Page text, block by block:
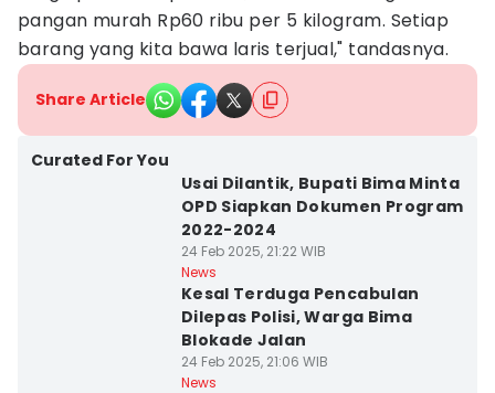
pangan murah Rp60 ribu per 5 kilogram. Setiap
barang yang kita bawa laris terjual," tandasnya.
Share Article
Curated For You
Usai Dilantik, Bupati Bima Minta
OPD Siapkan Dokumen Program
2022-2024
24 Feb 2025, 21:22 WIB
News
Kesal Terduga Pencabulan
Dilepas Polisi, Warga Bima
Blokade Jalan
24 Feb 2025, 21:06 WIB
News